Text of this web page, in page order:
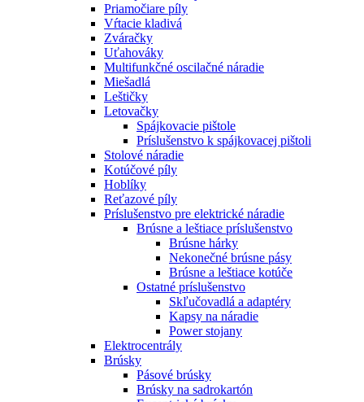
Priamočiare píly
Vŕtacie kladivá
Zváračky
Uťahováky
Multifunkčné oscilačné náradie
Miešadlá
Leštičky
Letovačky
Spájkovacie pištole
Príslušenstvo k spájkovacej pištoli
Stolové náradie
Kotúčové píly
Hoblíky
Reťazové píly
Príslušenstvo pre elektrické náradie
Brúsne a leštiace príslušenstvo
Brúsne hárky
Nekonečné brúsne pásy
Brúsne a leštiace kotúče
Ostatné príslušenstvo
Skľučovadlá a adaptéry
Kapsy na náradie
Power stojany
Elektrocentrály
Brúsky
Pásové brúsky
Brúsky na sadrokartón